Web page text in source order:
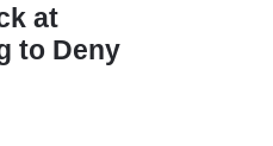
at
to Deny